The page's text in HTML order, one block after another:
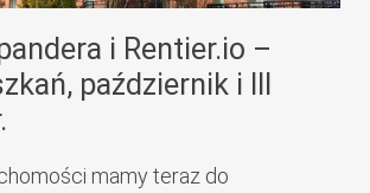
i Rentier.io –
październik i III
mamy teraz do